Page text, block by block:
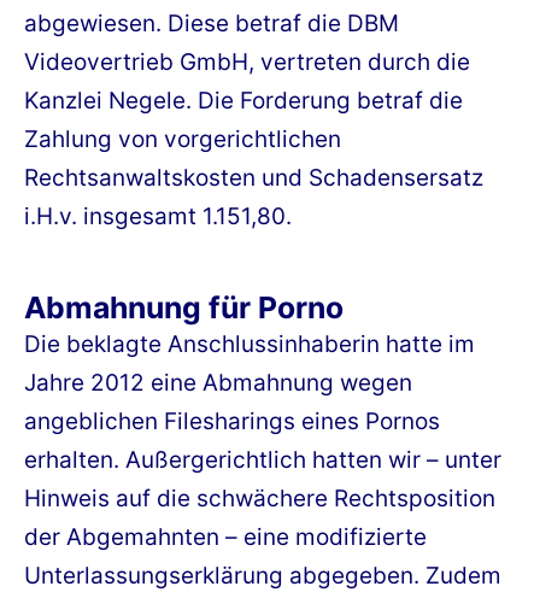
abgewiesen. Diese betraf die DBM
Videovertrieb GmbH, vertreten durch die
Kanzlei Negele. Die Forderung betraf die
Zahlung von vorgerichtlichen
Rechtsanwaltskosten und Schadensersatz
i.H.v. insgesamt 1.151,80.
Abmahnung für Porno
Die beklagte Anschlussinhaberin hatte im
Jahre 2012 eine Abmahnung wegen
angeblichen Filesharings eines Pornos
erhalten. Außergerichtlich hatten wir – unter
Hinweis auf die schwächere Rechtsposition
der Abgemahnten – eine modifizierte
Unterlassungserklärung abgegeben. Zudem